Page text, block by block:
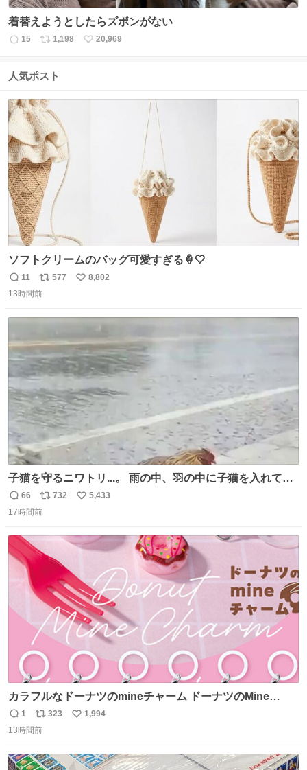
着替えようとしたらズボンがない
返
数
15
リ
ス
数
1,198
い
20,969
人気ポスト
ソフトクリームのバッグ可愛すぎる🍦🤍
返
信
11
リ
ポ
数
577
い
8,802
13時間前
子猫を守るニワトリ...。 雨の中、羽の中に子猫を入れて守
る姿に感動した！！ 愛は種族を超える！
返
信
66
リ
ポ
数
732
い
数
5,433
17時間前
カラフルなドーナツのmineチャーム ドーナツのMine
charm マインチャーム fumuo.jp/view/item/0000…
返
信
1
リ
ポ
ト
323
い
数
1,994
13時間前